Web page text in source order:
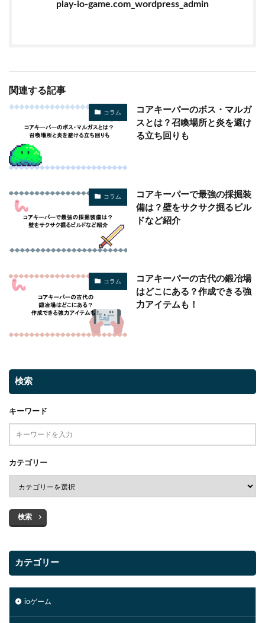
play-io-game.com_wordpress_admin
関連する記事
コラム
コアキーパーのボス・マルガ
スとは？召喚場所と炎を避け
る立ち回りも
コラム
コアキーパーで最強の採掘装
備は？壁をサクサク掘るビル
ドなど紹介
コラム
コアキーパーの古代の鍛冶場
はどこにある？作成できる強
力アイテムも！
検索
キーワード
カテゴリー
検索
カテゴリー
ioゲーム